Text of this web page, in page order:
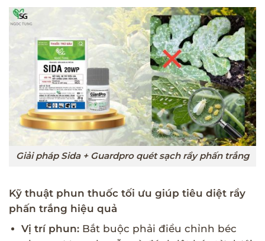
Giải pháp Sida + Guardpro quét sạch rầy phấn trắng
Kỹ thuật phun thuốc tối ưu giúp tiêu diệt rầy
phấn trắng hiệu quả
Vị trí phun:Bắt buộc phải điều chỉnh béc